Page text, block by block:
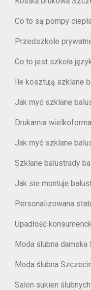
Co to są pompy
Przedszkole
Co to jest szkoła
Ile kosztują szklane
Jak myć szklane
Drukarnia
Jak myć szklane
Szklane balustrady
Jak sie montuje
Personalizowana
Upadłość
Moda ślubna damska
Moda ślubna
Salon sukien